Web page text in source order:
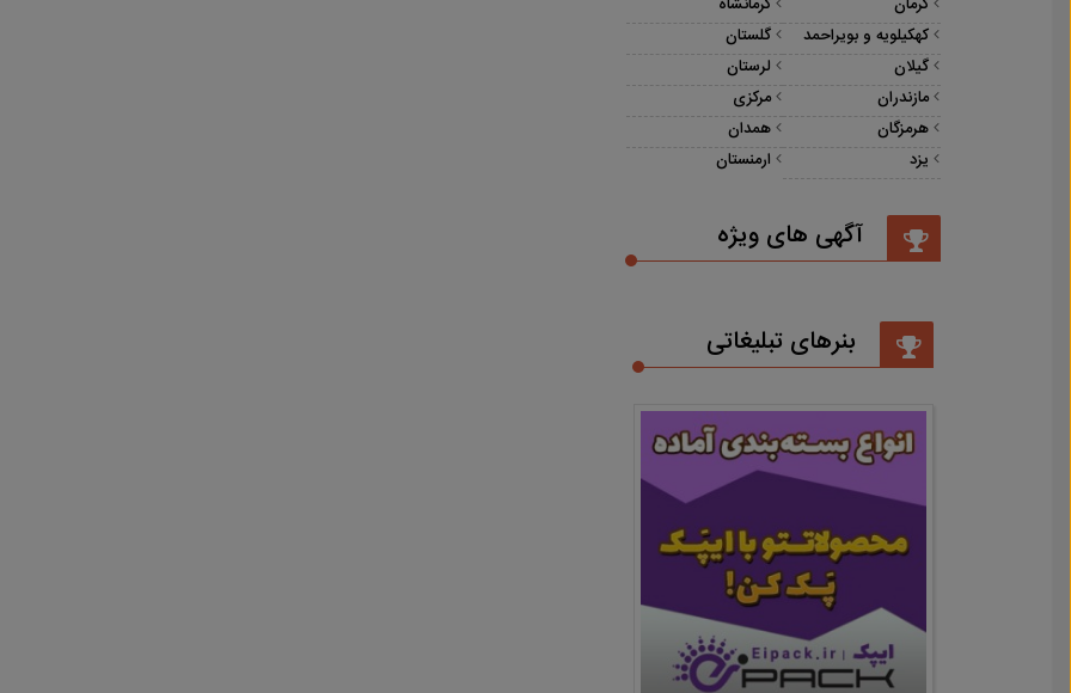
کهکیلویه و بویراحمد
گلستان
گیلان
لرستان
مازندران
مرکزی
هرمزگان
همدان
یزد
ارمنستان
آگهی های ویژه
بنرهای تبلیغاتی